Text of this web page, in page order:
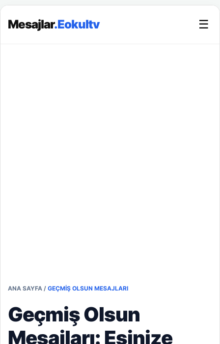
Mesajlar.Eokultv ☰
ANA SAYFA / GEÇMIŞ OLSUN MESAJLARI
Geçmiş Olsun
Mesajları: Eşinize